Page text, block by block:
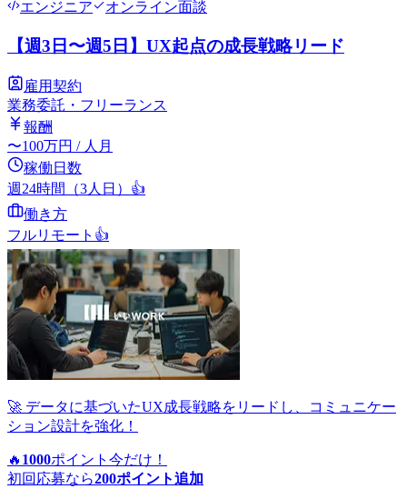
エンジニア オンライン面談
【週3日〜週5日】UX起点の成長戦略リード
雇用契約
業務委託・フリーランス
報酬
〜100万円 / 人月
稼働日数
週24時間（3人日） 👍
働き方
フルリモート 👍
🚀 データに基づいたUX成長戦略をリードし、コミュニケー
ション設計を強化！
🔥 1000ポイント 今だけ！
初回応募なら200ポイント追加